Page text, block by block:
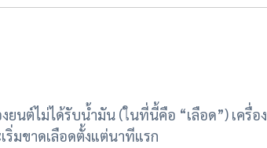
นต์ไม่ได้รับน้ำมัน (ในที่นี้คือ “เลือด”) เครื่อง
มขาดเลือดตั้งแต่นาทีแรก